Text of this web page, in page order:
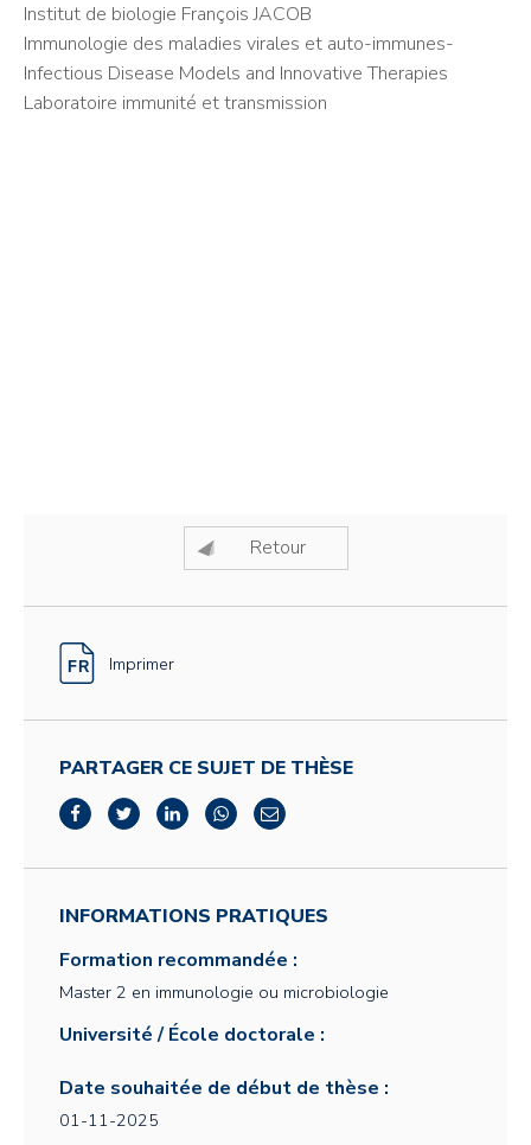
Institut de biologie François JACOB
Immunologie des maladies virales et auto-immunes-
Infectious Disease Models and Innovative Therapies
Laboratoire immunité et transmission
Retour
Imprimer
PARTAGER CE SUJET DE THÈSE
INFORMATIONS PRATIQUES
Formation recommandée :
Master 2 en immunologie ou microbiologie
Université / École doctorale :
Date souhaitée de début de thèse :
01-11-2025